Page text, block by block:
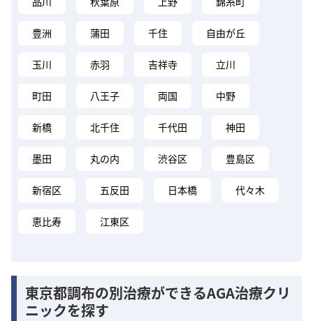
豊洲 蒲田 千住 自由が丘
玉川 赤羽 吉祥寺 立川
町田 八王子 両国 中野
新橋 北千住 千代田 神田
墨田 丸の内 渋谷区 豊島区
新宿区 五反田 日本橋 代々木
恵比寿 江東区
東京都調布の別治療ができるAGA治療クリ
ニックを探す